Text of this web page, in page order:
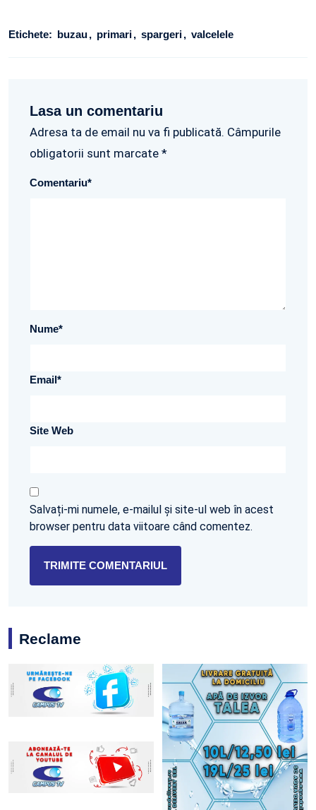
Etichete: buzau primari spargeri valcelele
Lasa un comentariu
Adresa ta de email nu va fi publicată. Câmpurile
obligatorii sunt marcate *
Comentariu*
Nume*
Email*
Site Web
Salvați-mi numele, e-mailul și site-ul web în acest
browser pentru data viitoare când comentez.
Reclame